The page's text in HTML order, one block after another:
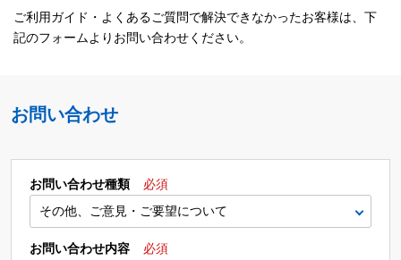
ご利用ガイド・よくあるご質問で解決できなかったお客様は、下
記のフォームよりお問い合わせください。
お問い合わせ
お問い合わせ種類 必須
お問い合わせ内容 必須